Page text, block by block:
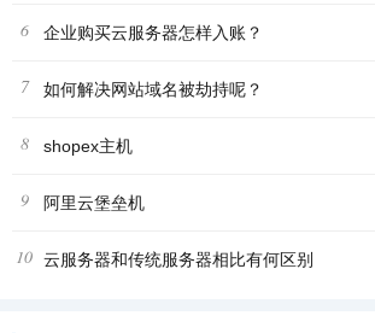
6 企业购买云服务器怎样入账？
7 如何解决网站域名被劫持呢？
8 shopex主机
9 阿里云堡垒机
10 云服务器和传统服务器相比有何区别